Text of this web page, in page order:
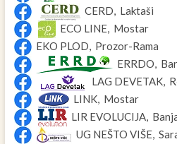
CERD, Laktaši
ECO LINE, Mostar
EKO PLOD, Prozor-Rama
ERRDO,
LAG DEVETAK,
LINK, Mostar
LIR EVOLUCIJA,
UG NEŠTO VIŠE,